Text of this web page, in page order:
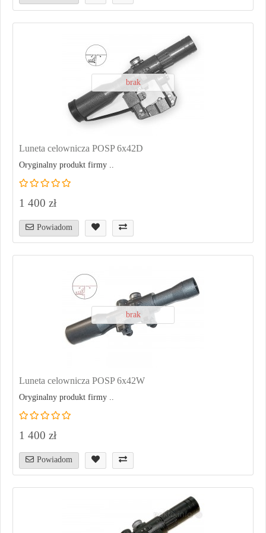
brak
Luneta celownicza POSP 6x42D
Oryginalny produkt firmy ..
1 400 zł
Powiadom
brak
Luneta celownicza POSP 6x42W
Oryginalny produkt firmy ..
1 400 zł
Powiadom